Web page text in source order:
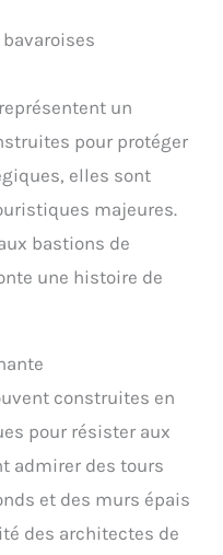
un
pour protéger
elles sont
majeures.
bastions de
une histoire de
construites en
pour résister aux
admirer des tours
et des murs épais
des architectes de